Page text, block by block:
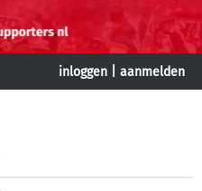
inloggen aanmelden